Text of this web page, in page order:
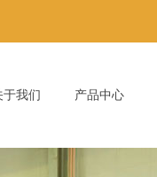
于我们 产品中心